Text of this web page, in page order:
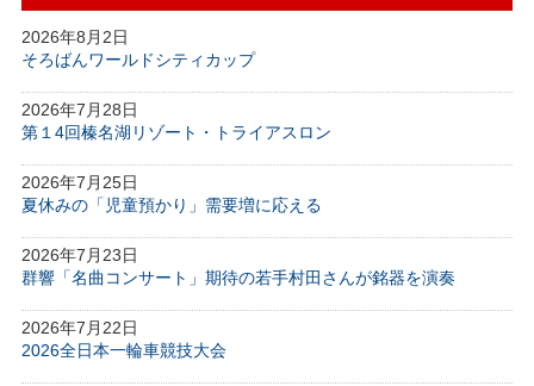
2026年8月2日
そろばんワールドシティカップ
2026年7月28日
第１4回榛名湖リゾート・トライアスロン
2026年7月25日
夏休みの「児童預かり」需要増に応える
2026年7月23日
群響「名曲コンサート」期待の若手村田さんが銘器を演奏
2026年7月22日
2026全日本一輪車競技大会